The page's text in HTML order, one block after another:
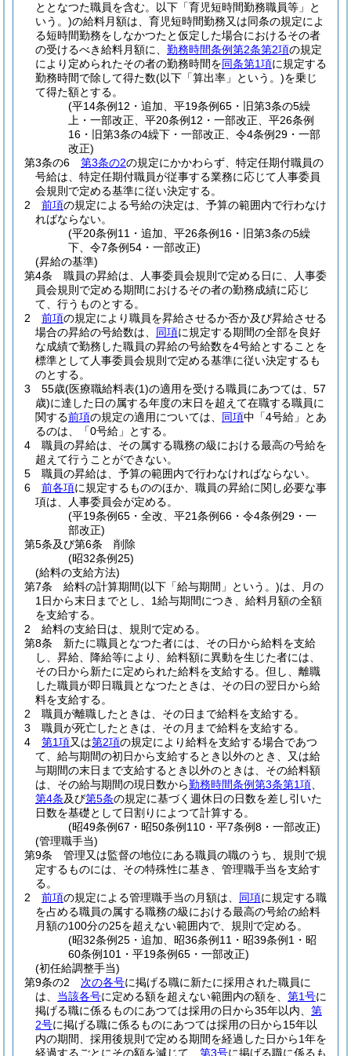
ととなつた職員を含む。以下「育児短時間勤務職員等」と
いう。)の給料月額は、育児短時間勤務又は同条の規定によ
る短時間勤務をしなかつたと仮定した場合におけるその者
の受けるべき給料月額に、 勤務時間条例第2条第2項の規定
により定められたその者の勤務時間を同条第1項に規定する
勤務時間で除して得た数(以下「算出率」という。)を乗じ
て得た額とする。
(平14条例12・追加、平19条例65・旧第3条の5繰
上・一部改正、平20条例12・一部改正、平26条例
16・旧第3条の4繰下・一部改正、令4条例29・一部
改正)
第3条の6
第3条の2の規定にかかわらず、特定任期付職員の
号給は、特定任期付職員が従事する業務に応じて人事委員
会規則で定める基準に従い決定する。
2
前項の規定による号給の決定は、予算の範囲内で行わなけ
ればならない。
(平20条例11・追加、平26条例16・旧第3条の5繰
下、令7条例54・一部改正)
(昇給の基準)
第4条
職員の昇給は、人事委員会規則で定める日に、人事委
員会規則で定める期間におけるその者の勤務成績に応じ
て、行うものとする。
2
前項の規定により職員を昇給させるか否か及び昇給させる
場合の昇給の号給数は、 同項に規定する期間の全部を良好
な成績で勤務した職員の昇給の号給数を4号給とすることを
標準として人事委員会規則で定める基準に従い決定するも
のとする。
3
55歳(医療職給料表(1)の適用を受ける職員にあつては、57
歳)に達した日の属する年度の末日を超えて在職する職員に
関する前項の規定の適用については、 同項中「4号給」とあ
るのは、「0号給」とする。
4
職員の昇給は、その属する職務の級における最高の号給を
超えて行うことができない。
5
職員の昇給は、予算の範囲内で行わなければならない。
6
前各項に規定するもののほか、職員の昇給に関し必要な事
項は、人事委員会が定める。
(平19条例65・全改、平21条例66・令4条例29・一
部改正)
第5条及び第6条
削除
(昭32条例25)
(給料の支給方法)
第7条
給料の計算期間(以下「給与期間」という。)は、月の
1日から末日までとし、1給与期間につき、給料月額の全額
を支給する。
2
給料の支給日は、規則で定める。
第8条
新たに職員となつた者には、その日から給料を支給
し、昇給、降給等により、給料額に異動を生じた者には、
その日から新たに定められた給料を支給する。 但し、離職
した職員が即日職員となつたときは、その日の翌日から給
料を支給する。
2
職員が離職したときは、その日まで給料を支給する。
3
職員が死亡したときは、その月まで給料を支給する。
4
第1項又は第2項の規定により給料を支給する場合であつ
て、給与期間の初日から支給するとき以外のとき、又は給
与期間の末日まで支給するとき以外のときは、その給料額
は、その給与期間の現日数から勤務時間条例第3条第1項
第4条及び第5条の規定に基づく週休日の日数を差し引いた
日数を基礎として日割りによつて計算する。
(昭49条例67・昭50条例110・平7条例8・一部改正)
(管理職手当)
第9条
管理又は監督の地位にある職員の職のうち、規則で規
定するものには、その特殊性に基き、管理職手当を支給す
る。
2
前項の規定による管理職手当の月額は、 同項に規定する職
を占める職員の属する職務の級における最高の号給の給料
月額の100分の25を超えない範囲内で、規則で定める。
(昭32条例25・追加、昭36条例11・昭39条例1・昭
60条例101・平19条例65・一部改正)
(初任給調整手当)
第9条の2
次の各号に掲げる職に新たに採用された職員に
は、 当該各号に定める額を超えない範囲内の額を、 第1号に
掲げる職に係るものにあつては採用の日から35年以内、 第
2号に掲げる職に係るものにあつては採用の日から15年以
内の期間、採用後規則で定める期間を経過した日から1年を
経過するごとにその額を減じて、 第3号に掲げる職に係るも